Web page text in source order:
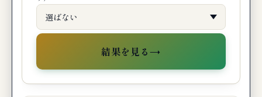
結果を見る→